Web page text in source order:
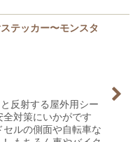
テッカー〜モンスタ
反射する屋外用シー
対策にいかがです
ルの側面や自転車な